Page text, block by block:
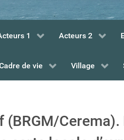
1 Acteurs 2
de vie Village
(BRGM/